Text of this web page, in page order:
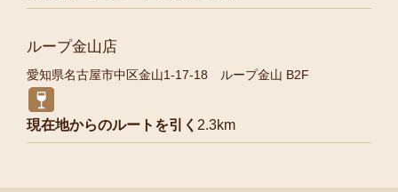
ループ金山店
愛知県名古屋市中区金山1-17-18 ループ金山 B2F
現在地からのルートを引く 2.3km